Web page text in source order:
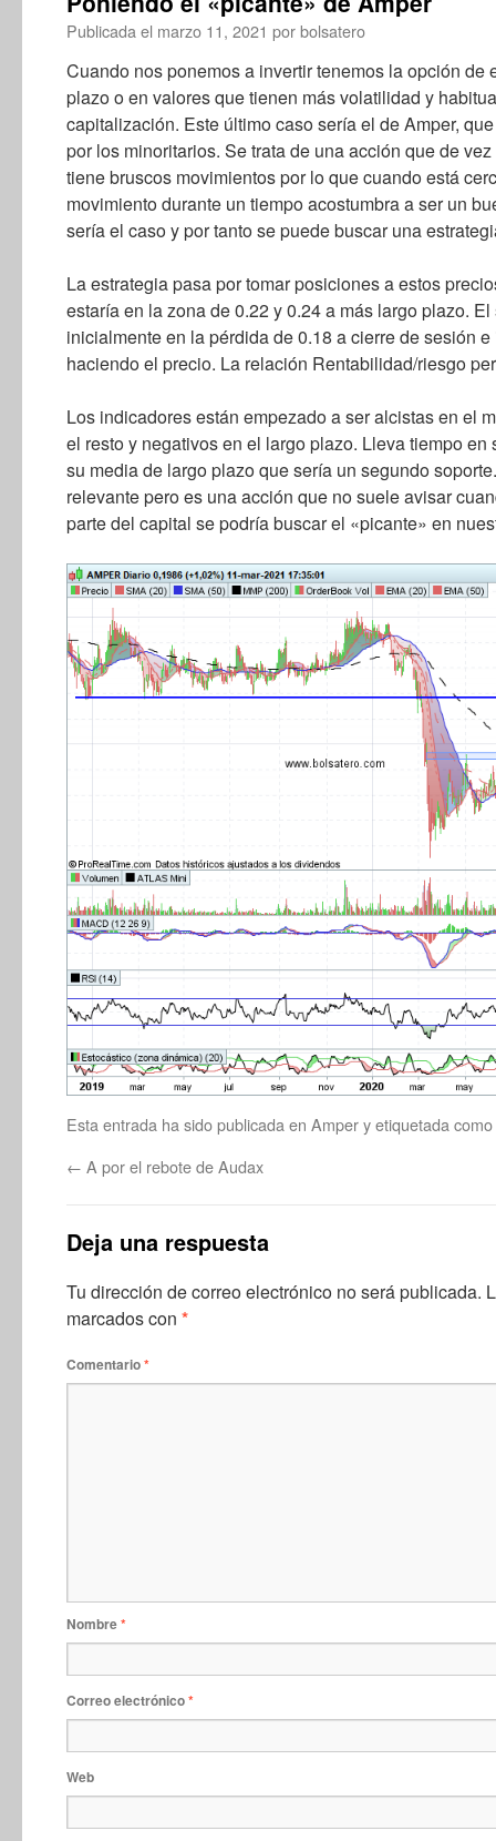
Publicada el marzo 11, 2021 porbolsatero
Cuando nos ponemos a invertir tenemos la opción de
plazo o en valores que tienen más volatilidad y
capitalización. Este último caso sería el de Amper,
por los minoritarios. Se trata de una acción que de
tiene bruscos movimientos por lo que cuando está
movimiento durante un tiempo acostumbra a ser un
sería el caso y por tanto se puede buscar una
La estrategia pasa por tomar posiciones a estos
estaría en la zona de 0.22 y 0.24 a más largo plazo.
inicialmente en la pérdida de 0.18 a cierre de sesión
haciendo el precio. La relación Rentabilidad/riesgo
Los indicadores están empezado a ser alcistas en el
el resto y negativos en el largo plazo. Lleva tiempo
su media de largo plazo que sería un segundo
relevante pero es una acción que no suele avisar
parte del capital se podría buscar el «picante» en
Esta entrada ha sido publicada en Ampery etiquetada como
← A por el rebote de Audax
Deja una respuesta
Tu dirección de correo electrónico no será publicada.
marcados con *
Comentario*
Nombre*
Correo electrónico*
Web